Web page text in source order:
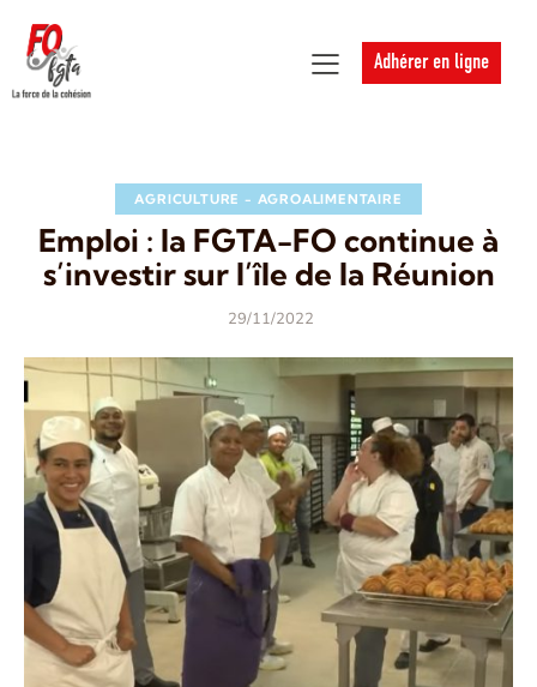
Adhérer en ligne
AGRICULTURE - AGROALIMENTAIRE
Emploi : la FGTA-FO continue à
s’investir sur l’île de la Réunion
29/11/2022